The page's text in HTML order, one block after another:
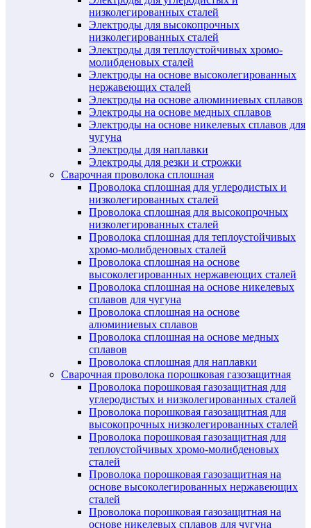
низколегированных сталей
Электроды для высокопрочных
низколегированных сталей
Электроды для теплоустойчивых хромо-
молибденовых сталей
Электроды на основе высоколегированных
нержавеющих сталей
Электроды на основе алюминиевых сплавов
Электроды на основе медных сплавов
Электроды на основе никелевых сплавов для
чугуна
Электроды для наплавки
Электроды для резки и строжки
Сварочная проволока сплошная
Проволока сплошная для углеродистых и
низколегированных сталей
Проволока сплошная для высокопрочных
низколегированных сталей
Проволока сплошная для теплоустойчивых
хромо-молибденовых сталей
Проволока сплошная на основе
высоколегированных нержавеющих сталей
Проволока сплошная на основе никелевых
сплавов для чугуна
Проволока сплошная на основе
алюминиевых сплавов
Проволока сплошная на основе медных
сплавов
Проволока сплошная для наплавки
Сварочная проволока порошковая газозащитная
Проволока порошковая газозащитная для
углеродистых и низколегированных сталей
Проволока порошковая газозащитная для
высокопрочных низколегированных сталей
Проволока порошковая газозащитная для
теплоустойчивых хромо-молибденовых
сталей
Проволока порошковая газозащитная на
основе высоколегированных нержавеющих
сталей
Проволока порошковая газозащитная на
основе никелевых сплавов для чугуна